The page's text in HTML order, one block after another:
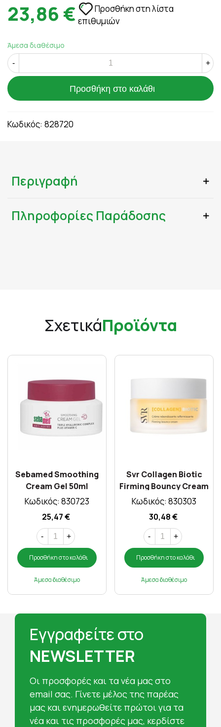
23,86 €
Προσθήκη στη λίστα
επιθυμιών
Άμεσα διαθέσιμο
- +
Προσθήκη στο καλάθι
Κωδικός: 828720
Περιγραφή
Πληροφορίες Παράδοσης
ΣχετικάΠροϊόντα
Sebamed Smoothing
Cream Gel 50ml
Κωδικός: 830723
25,47 €
- +
Προσθήκη στο καλάθι
Άμεσα διαθέσιμο
Svr Collagen Biotic
Firming Bouncy Cream
50ml
Κωδικός: 830303
30,48 €
- +
Προσθήκη στο καλάθι
Άμεσα διαθέσιμο
Εγγραφείτε στο
NEWSLETTER
Oι προσφορές και τα νέα μας στο
email σας. Γίνετε μέλος της παρέας
μας και ενημερωθείτε πρώτοι για τα
νέα και τις προσφορές μας, κερδίστε